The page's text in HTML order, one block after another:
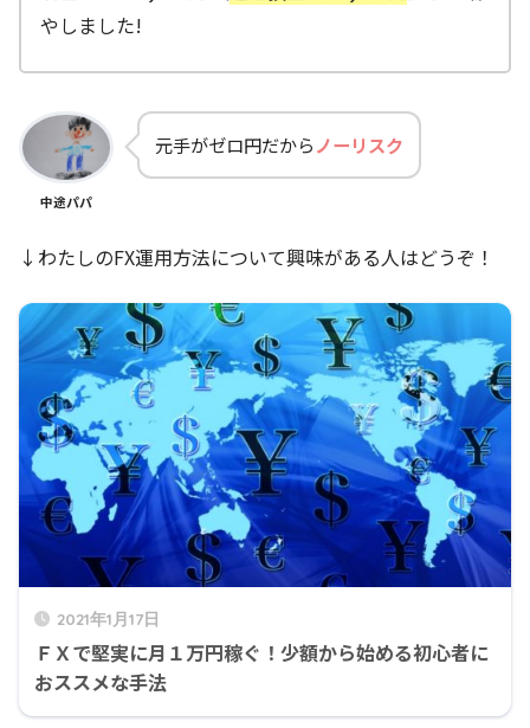
やしました!
中途パパ
元手がゼロ円だからノーリスク
↓わたしのFX運用方法について興味がある人はどうぞ！
2021年1月17日
ＦＸで堅実に月１万円稼ぐ！少額から始める初心者に
おススメな手法